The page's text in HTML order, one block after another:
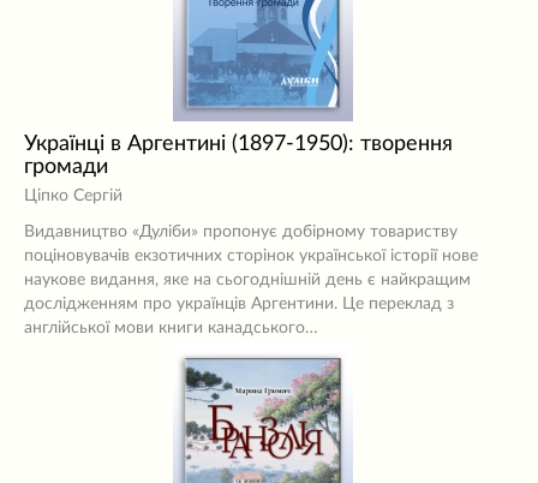
Українці в Аргентині (1897-1950): творення
громади
Ціпко Сергій
Видавництво «Дуліби» пропонує добірному товариству
поціновувачів екзотичних сторінок української історії нове
наукове видання, яке на сьогоднішній день є найкращим
дослідженням про українців Аргентини. Це переклад з
англійської мови книги канадського…